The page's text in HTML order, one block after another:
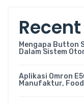
Mengapa Button
Dalam Sistem
Aplikasi Omron
Manufaktur,